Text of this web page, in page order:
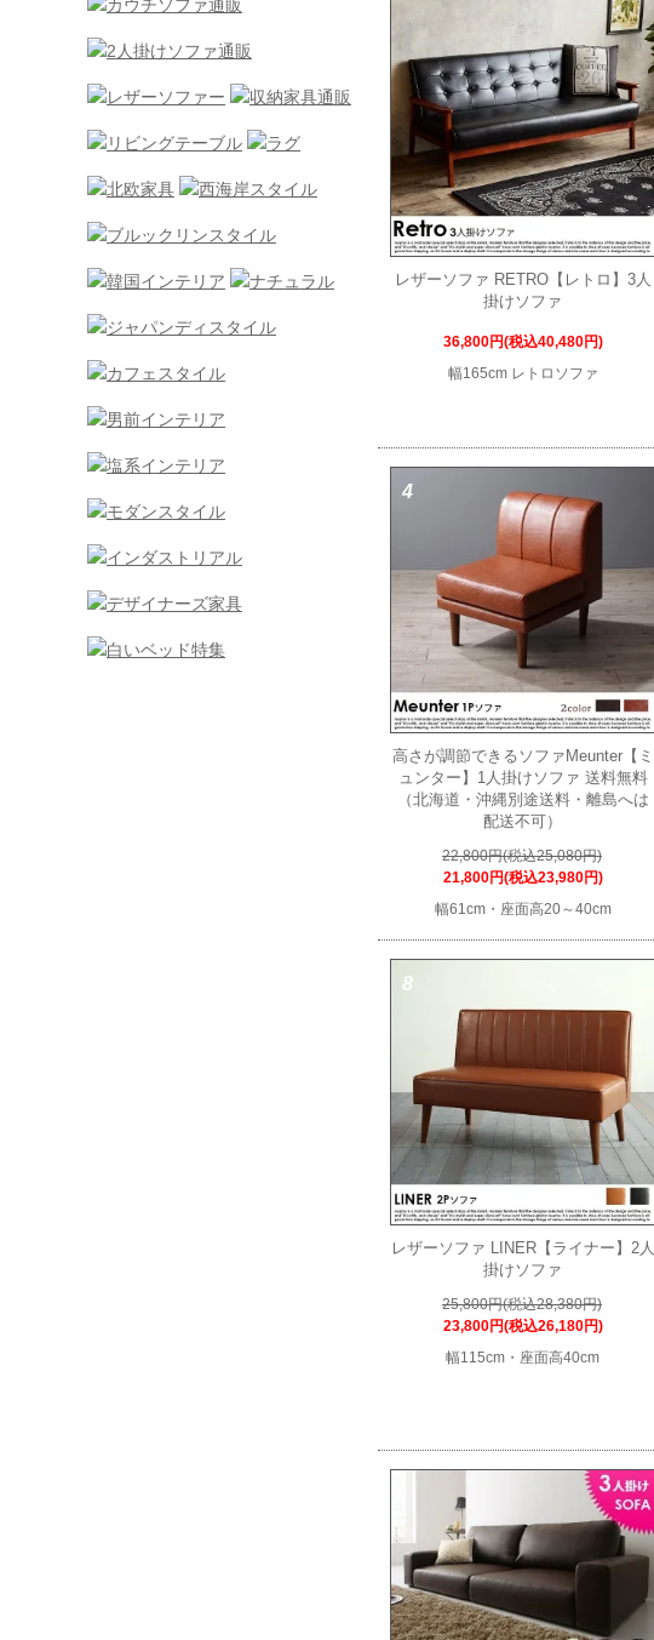
レザーソファ RETRO【レトロ】3人
掛けソファ
36,800円(税込40,480円)
幅165cm レトロソファ
4
高さが調節できるソファMeunter【ミ
ュンター】1人掛けソファ 送料無料
（北海道・沖縄別途送料・離島へは
配送不可）
22,800円(税込25,080円)
21,800円(税込23,980円)
幅61cm・座面高20～40cm
8
レザーソファ LINER【ライナー】2人
掛けソファ
25,800円(税込28,380円)
23,800円(税込26,180円)
幅115cm・座面高40cm